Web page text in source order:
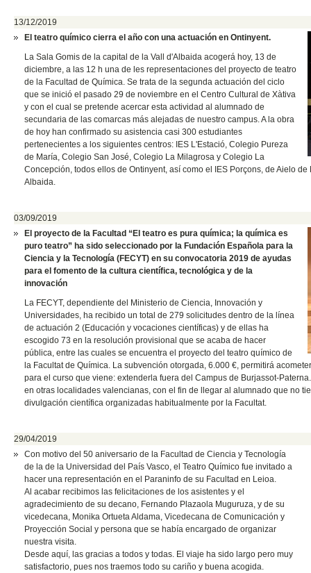
13/12/2019
El teatro químico cierra el año con una actuación en Ontinyent.
La Sala Gomis de la capital de la Vall d'Albaida acogerá hoy, 13 de
diciembre, a las 12 h una de les representaciones del proyecto de teatro
de la Facultad de Química. Se trata de la segunda actuación del ciclo
que se inició el pasado 29 de noviembre en el Centro Cultural de Xàtiva
y con el cual se pretende acercar esta actividad al alumnado de
secundaria de las comarcas más alejadas de nuestro campus. A la obra
de hoy han confirmado su asistencia casi 300 estudiantes
pertenecientes a los siguientes centros: IES L'Estació, Colegio Pureza
de María, Colegio San José, Colegio La Milagrosa y Colegio La
Concepción, todos ellos de Ontinyent, así como el IES Porçons, de Aielo
Albaida.
03/09/2019
El proyecto de la Facultad “El teatro es pura química; la química es
puro teatro” ha sido seleccionado por la Fundación Española para la
Ciencia y la Tecnología (FECYT) en su convocatoria 2019 de ayudas
para el fomento de la cultura científica, tecnológica y de la
innovación
La FECYT, dependiente del Ministerio de Ciencia, Innovación y
Universidades, ha recibido un total de 279 solicitudes dentro de la línea
de actuación 2 (Educación y vocaciones científicas) y de ellas ha
escogido 73 en la resolución provisional que se acaba de hacer
pública, entre las cuales se encuentra el proyecto del teatro químico de
la Facultat de Química. La subvención otorgada, 6.000 €, permitirá
para el curso que viene: extenderla fuera del Campus de Burjassot-
en otras localidades valencianas, con el fin de llegar al alumnado que no
divulgación científica organizadas habitualmente por la Facultat.
29/04/2019
Con motivo del 50 aniversario de la Facultad de Ciencia y Tecnología
de la de la Universidad del País Vasco, el Teatro Químico fue invitado a
hacer una representación en el Paraninfo de su Facultad en Leioa.
Al acabar recibimos las felicitaciones de los asistentes y el
agradecimiento de su decano, Fernando Plazaola Muguruza, y de su
vicedecana, Monika Ortueta Aldama, Vicedecana de Comunicación y
Proyección Social y persona que se había encargado de organizar
nuestra visita.
Desde aquí, las gracias a todos y todas. El viaje ha sido largo pero muy
satisfactorio, pues nos traemos todo su cariño y buena acogida.